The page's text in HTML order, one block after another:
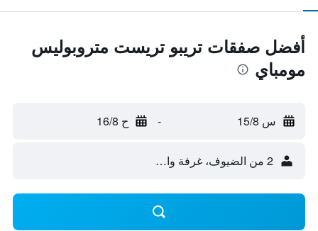
أفضل صفقات تريبو تريست متروبوليس
مومباي
س 15/8 - ح 16/8
2 من الضيوف، غرفة واحدة